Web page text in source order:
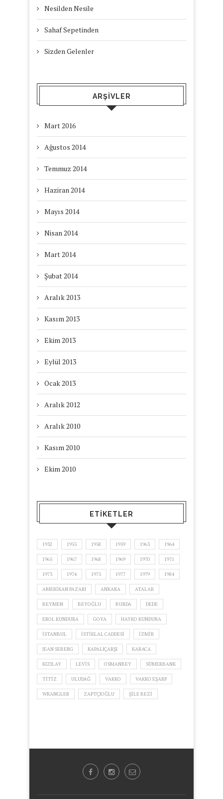
Nesilden Nesile
Sahaf Sepetinden
Sizden Gelenler
ARŞIVLER
Mart 2016
Ağustos 2014
Temmuz 2014
Haziran 2014
Mayıs 2014
Nisan 2014
Mart 2014
Şubat 2014
Aralık 2013
Kasım 2013
Ekim 2013
Eylül 2013
Ocak 2013
Aralık 2012
Aralık 2010
Kasım 2010
Ekim 2010
ETIKETLER
1932 1955 1958 1959 1963 1964
1965 1967 1968 1969 1970 1971
1973 1974 1975 1977 1979 1984
AMERIKAN PAZARI ANKARA ATALAR
BEYMEN BEYOĞLU BURDA DEDE
EROL KUNDURA GOYA HAYKO KUNDURA
ISTANBUL ISTIKLAL CADDESI IZMIR
JEAN SEBERG KAPALIÇARŞI KARACA
KIZILAY LEVIS OSMANBEY SÜMERBANK
TITIZ ULUDAĞ VAKKO VAKKO EŞARP
WRANGLER ZAPTÇIOĞLU ŞILE BEZI